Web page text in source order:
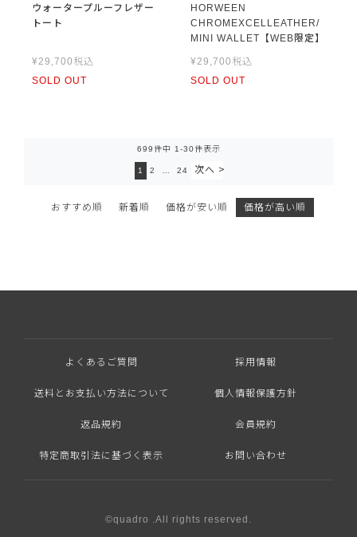
ウォータープルーフレザー
トート
¥29,700 税込
SOLD OUT
HORWEEN
CHROMEXCELLEATHER/
MINI WALLET【WEB限定】
¥29,700 税込
SOLD OUT
おすすめ順 新着順 価格が安い順 価格が高い順
699件中 1 -30件表示
1 2 24
よくあるご質問 採用情報
送料とお支払い方法について 個人情報保護方針
返品規約 会員規約
特定商取引法に基づく表示 お問い合わせ
©quadro .All rights reserved.